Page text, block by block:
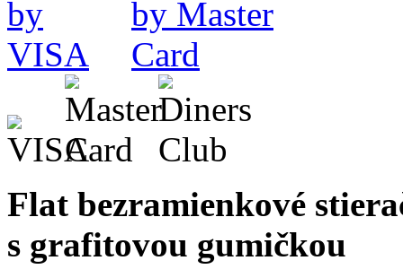
Flat bezramienkové
s grafitovou gumičkou